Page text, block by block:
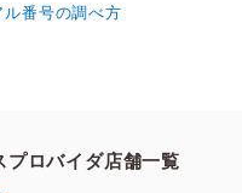
番号の調べ方
プロバイダ店舗一覧